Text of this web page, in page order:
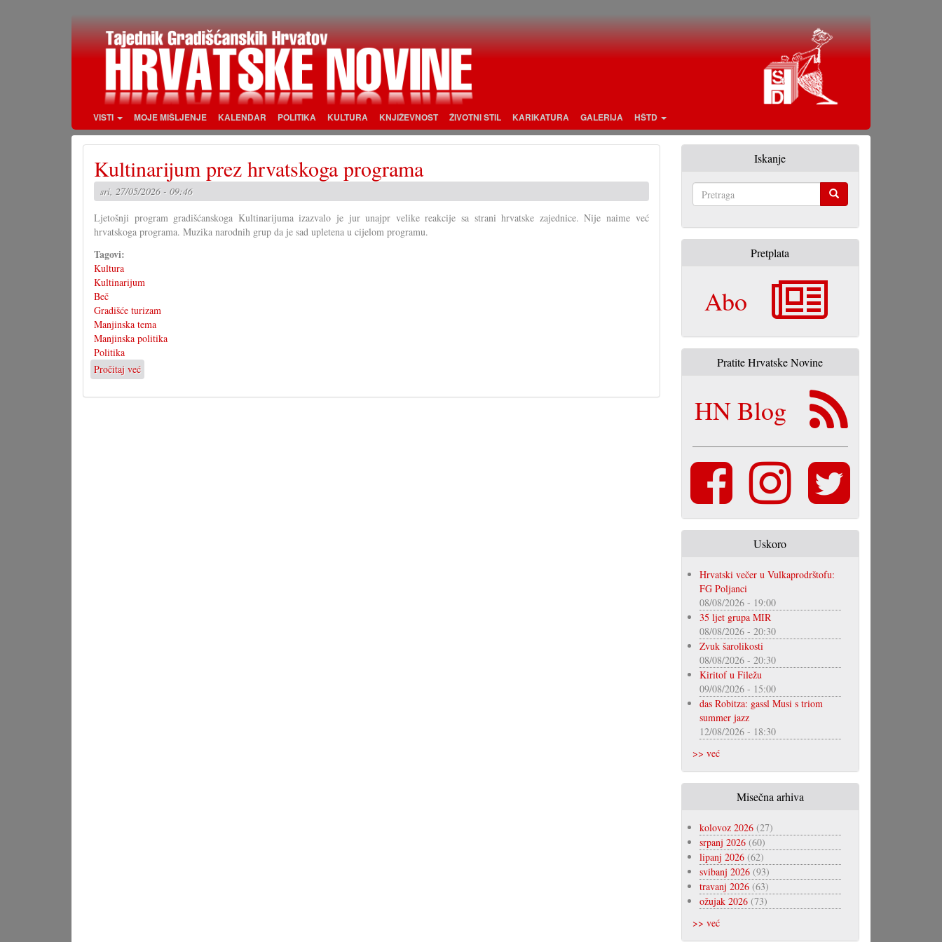
VISTI MOJE MIŠLJENJE KALENDAR POLITIKA KULTURA KNJIŽEVNOST ŽIVOTNI STIL KARIKATURA GALERIJA HŠTD
Kultinarijum prez hrvatskoga programa
sri, 27/05/2026 - 09:46
Ljetošnji program gradišćanskoga Kultinarijuma izazvalo je jur unajpr velike reakcije sa strani hrvatske zajednice. Nije naime već
hrvatskoga programa. Muzika narodnih grup da je sad upletena u cijelom programu.
Tagovi:
Kultura
Kultinarijum
Beč
Gradišće turizam
Manjinska tema
Manjinska politika
Politika
Pročitaj već
Kultinarijum
prez
Iskanje
Pretplata
Abo
Pratite Hrvatske Novine
HN Blog
Uskoro
Hrvatski večer u Vulkaprodrštofu:
FG Poljanci
08/08/2026 - 19:00
35 ljet grupa MIR
08/08/2026 - 20:30
Zvuk šarolikosti
08/08/2026 - 20:30
Kiritof u Filežu
09/08/2026 - 15:00
das Robitza: gassl Musi s triom
summer jazz
12/08/2026 - 18:30
>> već
Misečna arhiva
kolovoz 2026(27)
srpanj 2026(60)
lipanj 2026(62)
svibanj 2026(93)
travanj 2026(63)
ožujak 2026(73)
>> već